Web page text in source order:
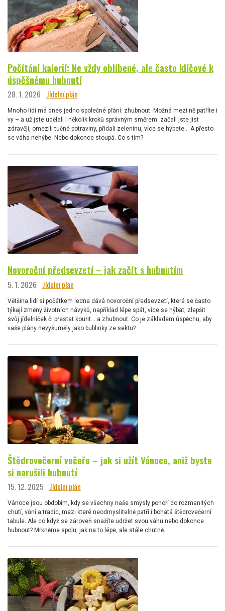
Počítání kalorií: Ne vždy oblíbené, ale často klíčové k
úspěšnému hubnutí
28. 1. 2026 Jídelní plán
Mnoho lidí má dnes jedno společné přání: zhubnout. Možná mezi ně patříte i
vy – a už jste udělali i několik kroků správným směrem: začali jste jíst
zdravěji, omezili tučné potraviny, přidali zeleninu, více se hýbete… A přesto
se váha nehýbe. Nebo dokonce stoupá. Co s tím?
Novoroční předsevzetí – jak začít s hubnutím
5. 1. 2026 Jídelní plán
Většina lidí si počátkem ledna dává novoroční předsevzetí, která se často
týkají změny životních návyků, například lépe spát, více se hýbat, zlepšit
svůj jídelníček či přestat kouřit… a zhubnout. Co je základem úspěchu, aby
vaše plány nevyšuměly jako bublinky ze sektu?
Štědrovečerní večeře – jak si užít Vánoce, aniž byste
si narušili hubnutí
15. 12. 2025 Jídelní plán
Vánoce jsou obdobím, kdy se všechny naše smysly ponoří do rozmanitých
chutí, vůní a tradic, mezi které neodmyslitelně patří i bohatá štědrovečerní
tabule. Ale co když se zároveň snažíte udržet svou váhu nebo dokonce
hubnout? Mrkněme spolu, jak na to lépe, ale stále chutně.